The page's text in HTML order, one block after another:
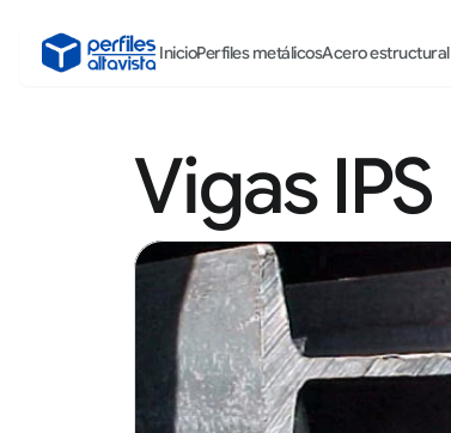
InicioPerfiles metálicosAcero estructural
Vigas IPS